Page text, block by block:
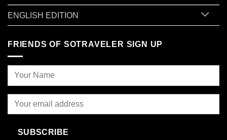
ENGLISH EDITION
FRIENDS OF SOTRAVELER SIGN UP
SUBSCRIBE